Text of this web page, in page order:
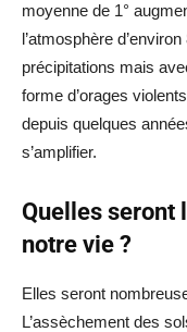
moyenne de 1°
l’atmosphère
précipitations mais
forme d’orages
depuis quelques
s’amplifier.
Quelles seront
notre vie ?
Elles seront
L’assèchement des